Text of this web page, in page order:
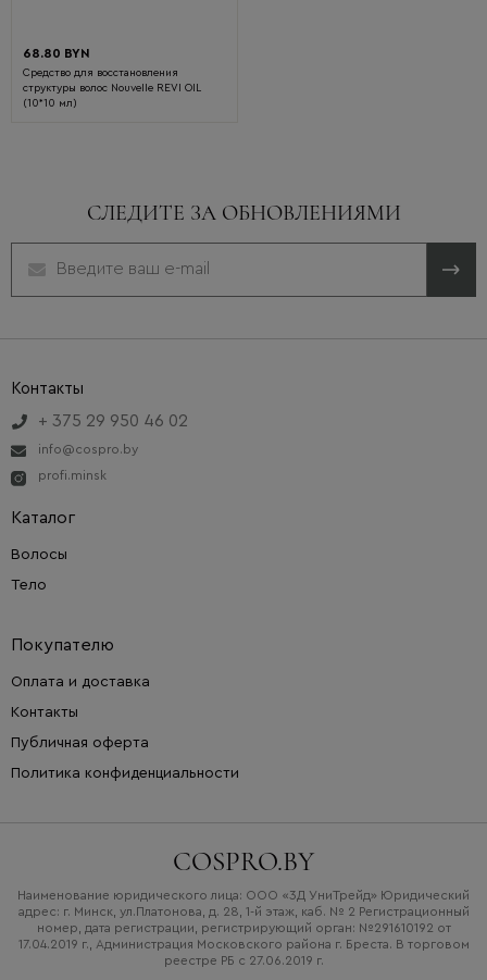
68.80 BYN
Средство для восстановления
структуры волос Nouvelle REVI OIL
(10*10 мл)
СЛЕДИТЕ ЗА ОБНОВЛЕНИЯМИ
COSPRO.BY
Наименование юридического лица: ООО «3Д УниТрейд» Юридический
адрес: г. Минск, ул.Платонова, д. 28, 1-й этаж, каб. № 2 Регистрационный
номер, дата регистрации, регистрирующий орган: №291610192 от
17.04.2019 г., Администрация Московского района г. Бреста. В торговом
реестре РБ с 27.06.2019 г.
Каталог
Волосы
Тело
Покупателю
Оплата и доставка
Контакты
Публичная оферта
Политика конфиденциальности
Контакты
+ 375 29 950 46 02
info@cospro.by
profi.minsk